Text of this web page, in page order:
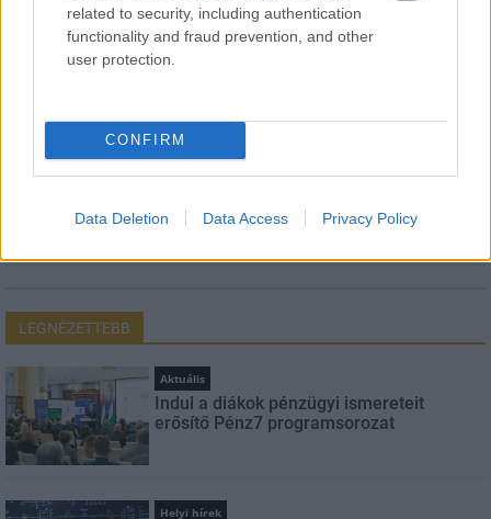
related to security, including authentication
functionality and fraud prevention, and other
user protection.
CONFIRM
Data Deletion Data Access Privacy Policy
Feliratkozom a hírlevélre és elfogadom az
LEGNÉZETTEBB
Aktuális
Indul a diákok pénzügyi ismereteit
erősítő Pénz7 programsorozat
Helyi hírek